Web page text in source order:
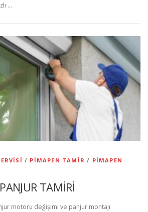
…
/ PIMAPEN TAMIR / PIMAPEN
TAMİRİ
motoru değişimi ve panjur montajı